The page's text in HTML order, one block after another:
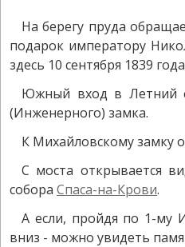
На берегу пруда
подарок императору
здесь 10 сентября 1839
Южный вход в Летний
(Инженерного) замка.
К Михайловскому замку
С моста открывается
собора Спаса-на-Крови.
А если, пройдя по 1-му
вниз - можно увидеть